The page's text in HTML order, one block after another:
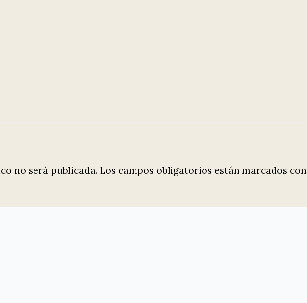
no será publicada. Los campos obligatorios están marcados con